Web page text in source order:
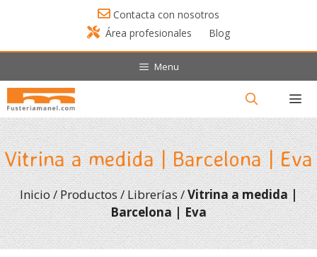
Contacta con nosotros
Área profesionales
Blog
Menu
Menú
Vitrina a medida | Barcelona | Eva
Inicio/Productos/Librerías/Vitrina a medida |
Barcelona | Eva